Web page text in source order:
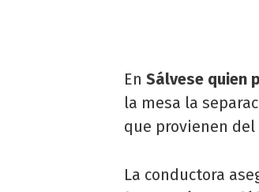
En Sálvese quien
la mesa la
que provienen
La conductora